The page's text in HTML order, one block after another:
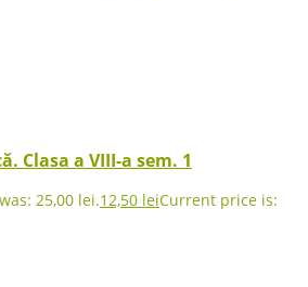
Clasa a VIII-a sem. 1
25,00 lei.12,50 leiCurrent price is: